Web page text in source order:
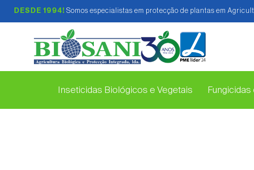
DESDE 1994! Somos especialistas em protecção de plantas em
Inseticidas Biológicos e Vegetais